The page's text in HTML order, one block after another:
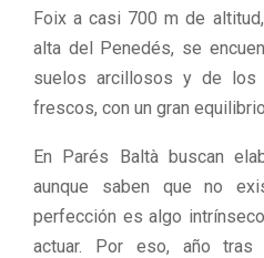
Foix a casi 700 m de
alta del Penedés, se
suelos arcillosos y de
frescos, con un gran
En Parés Baltà buscan
aunque saben que no
perfección es algo
actuar. Por eso, año tras